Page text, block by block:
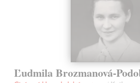
Ľudmila Brozmanová-